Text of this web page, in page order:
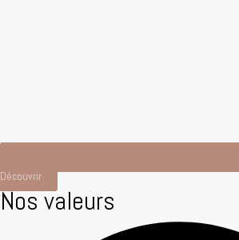
Découvrir
Nos valeurs